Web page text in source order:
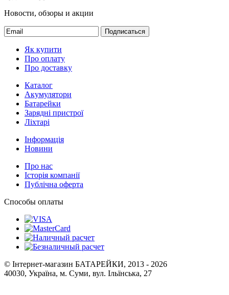
Новости, обзоры и акции
Подписаться
Як купити
Про оплату
Про доставку
Каталог
Акумулятори
Батарейки
Зарядні пристрої
Ліхтарі
Інформація
Новини
Про нас
Історія компанії
Публічна оферта
Способы оплаты
© Інтернет-магазин БАТАРЕЙКИ, 2013 - 2026
40030, Україна, м. Суми, вул. Ільїнська, 27